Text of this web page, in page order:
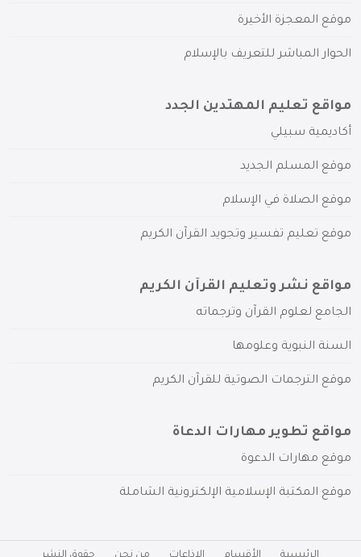
موقع المعجزة الأخيرة
الحوار المباشر للتعريف بالإسلام
مواقع تعليم المهتدين الجدد
أكاديمية سبيلي
موقع المسلم الجديد
موقع الصلاة في الإسلام
موقع تعليم تفسير وتجويد القرآن الكريم
مواقع نشر وتعليم القرآن الكريم
الجامع لعلوم القرآن وترجماته
السنة النبوية وعلومها
موقع الترجمات الصوتية للقرآن الكريم
مواقع تطوير مهارات الدعاة
موقع مهارات الدعوة
موقع المكتبة الإسلامية الإلكترونية الشاملة